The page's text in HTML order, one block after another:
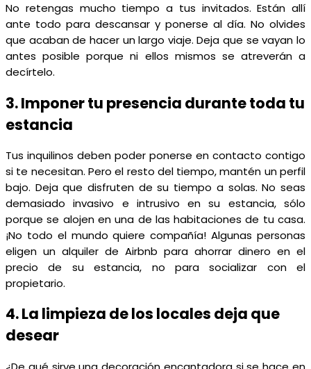
No retengas mucho tiempo a tus invitados. Están allí
ante todo para descansar y ponerse al día. No olvides
que acaban de hacer un largo viaje. Deja que se vayan lo
antes posible porque ni ellos mismos se atreverán a
decírtelo.
3. Imponer tu presencia durante toda tu
estancia
Tus inquilinos deben poder ponerse en contacto contigo
si te necesitan. Pero el resto del tiempo, mantén un perfil
bajo. Deja que disfruten de su tiempo a solas. No seas
demasiado invasivo e intrusivo en su estancia, sólo
porque se alojen en una de las habitaciones de tu casa.
¡No todo el mundo quiere compañía! Algunas personas
eligen un alquiler de Airbnb para ahorrar dinero en el
precio de su estancia, no para socializar con el
propietario.
4. La limpieza de los locales deja que
desear